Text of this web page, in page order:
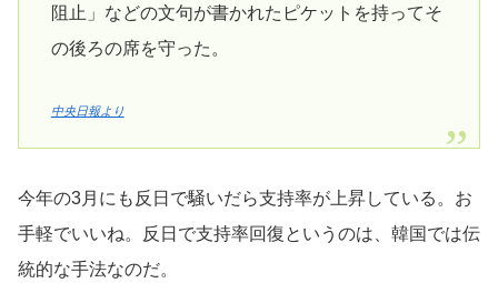
阻止」などの文句が書かれたピケットを持ってそ
の後ろの席を守った。
中央日報より
今年の3月にも反日で騒いだら支持率が上昇している。お
手軽でいいね。反日で支持率回復というのは、韓国では伝
統的な手法なのだ。